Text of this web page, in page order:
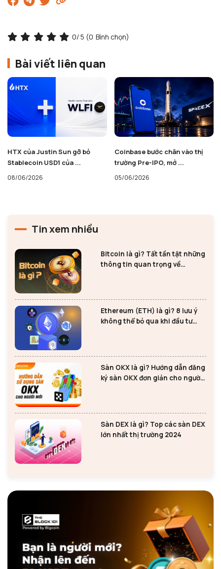
0/ 5 (0 Bình chọn)
Bài viết liên quan
HTX của Justin Sun gỡ bỏ
Stablecoin USD1 của ...
08/06/2026
Coinbase bước chân vào thị
trường Pre-IPO, mở ...
05/06/2026
Tin xem nhiều
Bitcoin là gì? Tất tần tật những
thông tin quan trọng về
Ethereum (ETH) là gì? 8 lưu ý
không thể bỏ qua khi đầu tư
Sàn OKX là gì? Hướng dẫn đăng
ký sàn OKX đơn giản cho người
Sàn DEX là gì? Top các sàn DEX
lớn nhất thị trường 2024